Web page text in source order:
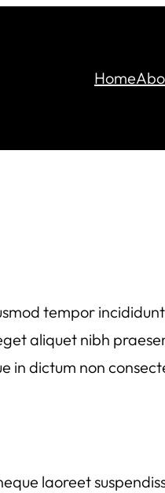
Home
tempor
aliquet nibh
in dictum non
laoreet